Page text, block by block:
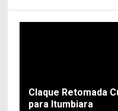
Claque Retomada
para Itumbiara